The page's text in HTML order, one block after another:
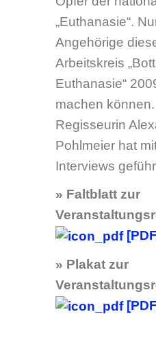
gegründet. Ziel ist
der Bottroper
recherchieren. Wir
grausames
mit dem
Gladbeck-Bottrop-
Stadtarchiv, dem
Gesundheitsamt
Bottrop und
Betroffenen.